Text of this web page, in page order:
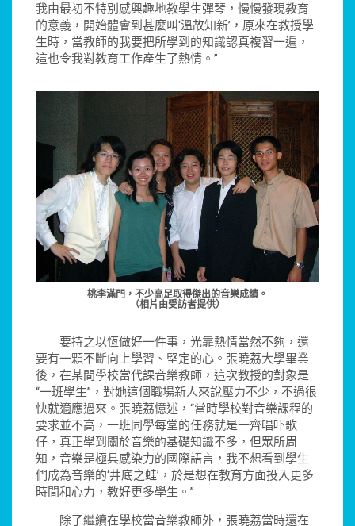
我由最初不特別感興趣地教學生彈琴，慢慢發現教育
的意義，開始體會到甚麼叫‘溫故知新’，原來在教授學
生時，當教師的我要把所學到的知識認真複習一遍，
這也令我對教育工作產生了熱情。”
桃李滿門，不少高足取得傑出的音樂成績。
（相片由受訪者提供）
要持之以恆做好一件事，光靠熱情當然不夠，還
要有一顆不斷向上學習、堅定的心。張曉荔大學畢業
後，在某間學校當代課音樂教師，這次教授的對象是
“一班學生”，對她這個職場新人來說壓力不少，不過很
快就適應過來。張曉荔憶述，“當時學校對音樂課程的
要求並不高，一班同學每堂的任務就是一齊唱吓歌
仔，真正學到關於音樂的基礎知識不多，但眾所周
知，音樂是極具感染力的國際語言，我不想看到學生
們成為音樂的‘井底之蛙’，於是想在教育方面投入更多
時間和心力，教好更多學生。”
除了繼續在學校當音樂教師外，張曉荔當時還在